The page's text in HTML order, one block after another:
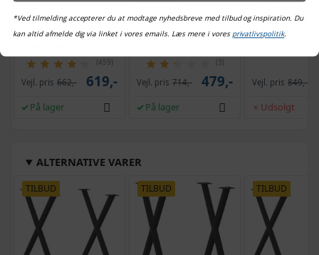
Aftrækkersæt til
hjullejer med blindhul -
glidehammer
(459)
Vejl. pris 662,- 619,-
På lager
Bogreol i konstrueret
træ 67 x 24 x 161 cm
(3)
Vejl. pris 714,- 479,-
På lager
Stigereol med 5
64x34x185,5 cm
Vejl. pris 849,-
Udsolgt
ALTERNATIVE VARER
TILBUD TILBUD TILBUD
*Ved tilmelding accepterer du at modtage nyhedsbreve med tilbud og inspiration. Du
kan altid afmelde dig via linket i vores emails. Læs mere i vores privatlivspolitik.